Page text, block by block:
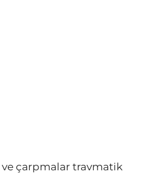
ve çarpmalar travmatik